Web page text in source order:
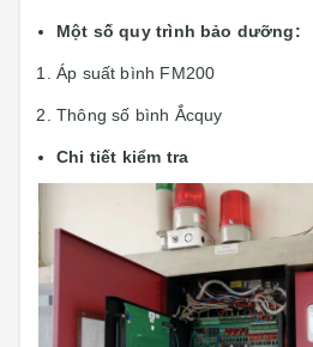
Một số quy trình bảo dưỡng:
Áp suất bình FM200
Thông số bình Ắcquy
Chi tiết kiểm tra